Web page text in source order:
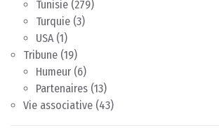
Tunisie (279)
Turquie (3)
USA(1)
Tribune (19)
Humeur (6)
Partenaires (13)
Vie associative (43)